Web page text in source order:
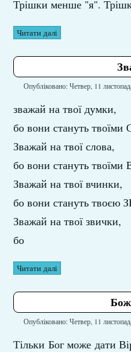
Трішки менше "я".
Читати далі
Опубліковано: Четвер, 11
зважай на твої думки,
бо вони стануть
Зважай на твої слова,
бо вони стануть
Зважай на твої вчинки,
бо вони стануть
Зважай на твої звички,
бо
Читати далі
Опубліковано: Четвер, 11
Тільки Бог може дати